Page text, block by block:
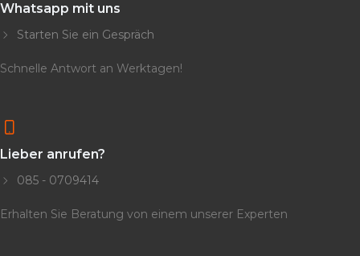
Whatsapp mit uns
Starten Sie ein Gespräch
Schnelle Antwort an Werktagen!
Lieber anrufen?
085 - 0709414
Erhalten Sie Beratung von einem unserer Experten